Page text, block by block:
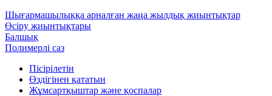
Шығармашылыққа арналған жаңа жылдық жиынтықтар
Өсіру жиынтықтары
Балшық
Полимерлі саз
Пісірілетін
Өздігінен қататын
Жұмсартқыштар және қоспалар